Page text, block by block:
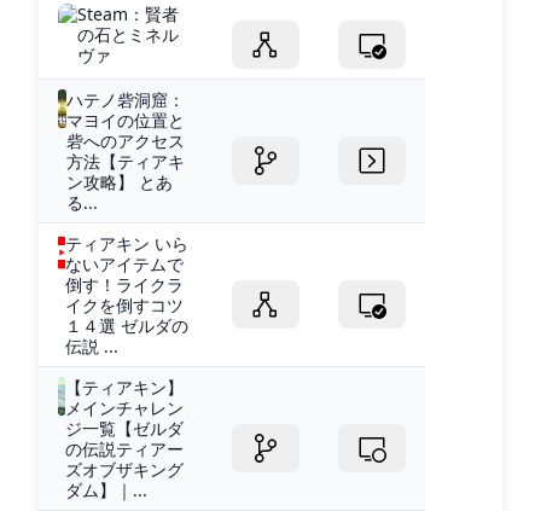
Steam：賢者
の石とミネル
ヴァ
ハテノ砦洞窟：
マヨイの位置と
砦へのアクセス
方法【ティアキ
ン攻略】 とあ
る...
ティアキン いら
ないアイテムで
倒す！ライクラ
イクを倒すコツ
１４選 ゼルダの
伝説 ...
【ティアキン】
メインチャレン
ジ一覧【ゼルダ
の伝説ティアー
ズオブザキング
ダム】｜...